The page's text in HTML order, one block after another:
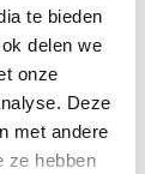
te bieden
delen we
onze
Deze
met andere
ze hebben
aan het